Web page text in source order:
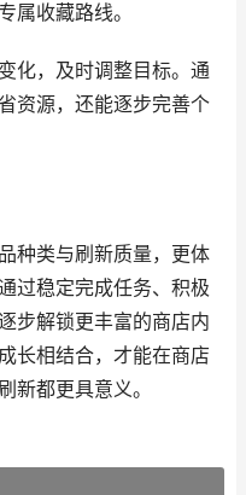
属收藏路线。
化，及时调整目标。通
资源，还能逐步完善个
种类与刷新质量，更体
过稳定完成任务、积极
步解锁更丰富的商店内
长相结合，才能在商店
新都更具意义。